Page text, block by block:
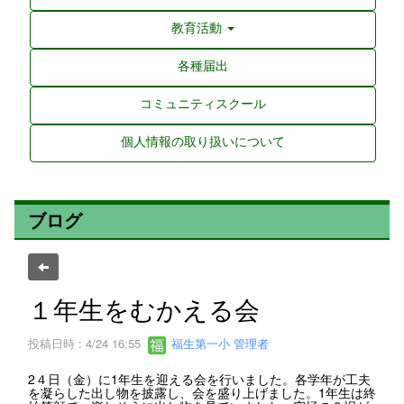
教育活動
各種届出
コミュニティスクール
個人情報の取り扱いについて
ブログ
１年生をむかえる会
投稿日時 : 4/24 16:55 福生第一小 管理者
2４日（金）に1年生を迎える会を行いました。各学年が工夫
を凝らした出し物を披露し、会を盛り上げました。1年生は終